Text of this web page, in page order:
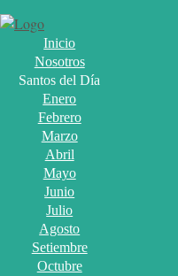
Inicio
Nosotros
Santos del Día
Enero
Febrero
Marzo
Abril
Mayo
Junio
Julio
Agosto
Setiembre
Octubre